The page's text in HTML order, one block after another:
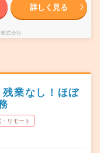
詳しく見る
式会社
業なし！ほぼ
リモート